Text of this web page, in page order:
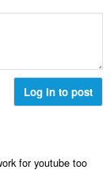
Log in to post
for youtube too